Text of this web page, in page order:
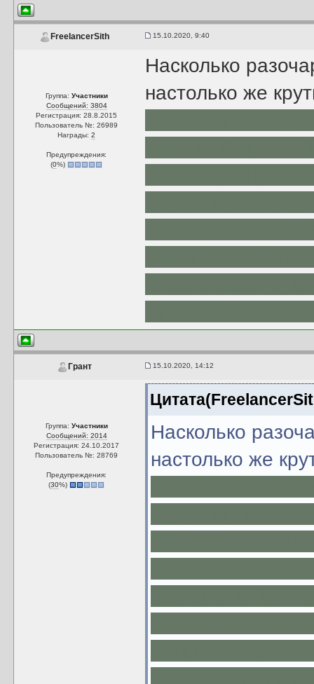
FreelancerSith 15.10.2020, 9:40
Группа: Участники
Сообщений: 3804
Регистрация: 28.8.2015
Пользователь №: 26989
Награды:2
Предупреждения:
(0%)
Насколько
настолько же
Грант 15.10.2020, 14:12
Группа: Участники
Сообщений: 2014
Регистрация: 24.10.2017
Пользователь №: 28769
Предупреждения:
(30%)
Насколько
настолько же